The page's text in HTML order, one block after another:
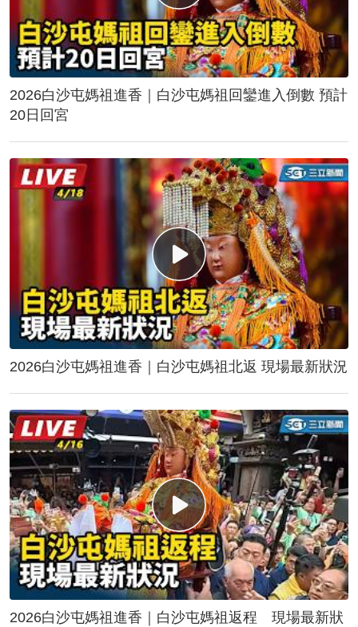
2026白沙屯媽祖進香｜白沙屯媽祖回鑾進入倒數 預計
20日回宮
2026白沙屯媽祖進香｜白沙屯媽祖北返 現場最新狀況
2026白沙屯媽祖進香｜白沙屯媽祖返程 現場最新狀